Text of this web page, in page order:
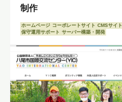
制作
ホームページ コーポレートサイト CMSサイト
保守運用サポート サーバー構築・開発